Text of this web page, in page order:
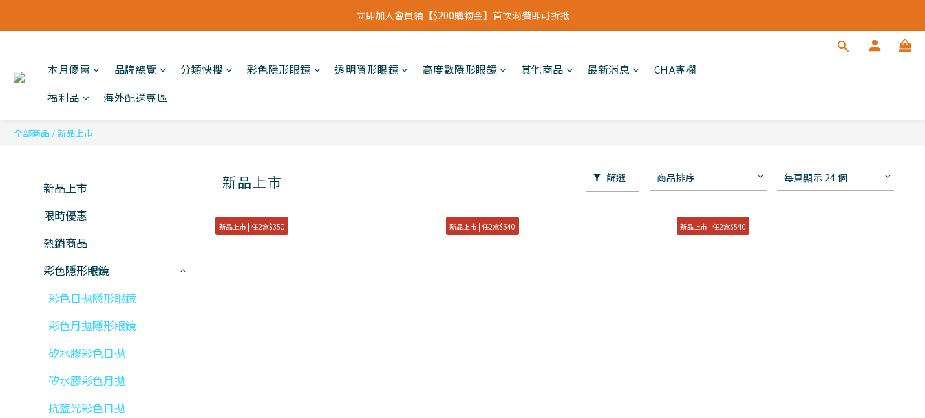
立即加入會員領【$200購物金】首次消費即可折抵
立即加入會員領【$200購物金】首次消費即可折抵
立即加入會員領【$200購物金】首次消費即可折抵
本月優惠 品牌總覽 分類快搜 彩色隱形眼鏡 透明隱形眼鏡 高度數隱形眼鏡 其他商品 最新消息
CHA專欄
福利品
海外配送專區
全部商品 /新品上市
新品上市
限時優惠
熱銷商品
彩色隱形眼鏡
彩色日拋隱形眼鏡
彩色月拋隱形眼鏡
矽水膠彩色日拋
矽水膠彩色月拋
抗藍光彩色日拋
新品上市 篩選 商品排序 每頁顯示 24 個
新品上市 | 任2盒$350 新品上市 | 任2盒$540 新品上市 | 任2盒$540